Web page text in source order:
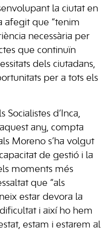
la ciutat en
afegit que “tenim
necessària per
que continuïn
dels ciutadans,
per a tots els
Socialistes d’Inca,
any, compta
Moreno s’ha volgut
de gestió i la
moments més
que “als
estar devora la
i així ho hem
estam i estarem al